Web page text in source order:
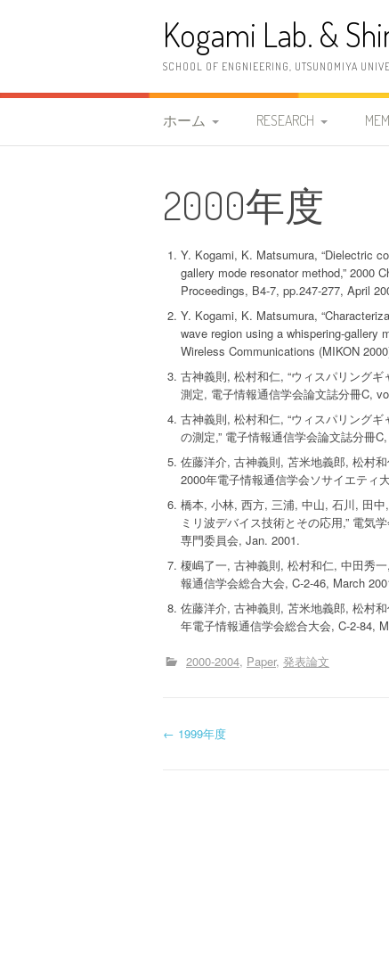
へ
ッ
Kogami Lab. &
SCHOOL OF ENGNIEERING, UTSUNOMIYA
ホーム
2026年度 清水研究室
2023年度 古神研究室 案
内情報
更新履歴
RESEARCH
研究内容
研究設備 清
OB
2000年度
Y. Kogami, K. Matsumura, “Dielectric
gallery mode resonator method,” 2000
Proceedings, B4-7, pp.247-277, April
Y. Kogami, K. Matsumura,
wave region using a whispering-gallery
Wireless Communications (MIKON
古神義則, 松村和仁, “ウィスパリング
測定, 電子情報通信学会論文誌分冊C,
古神義則, 松村和仁, “ウィスパリング
の測定,” 電子情報通信学会論文誌分冊
佐藤洋介, 古神義則, 苫米地義郎, 松村
2000年電子情報通信学会ソサイエティ
橋本, 小林, 西方, 三浦, 中山, 石川, 田
ミリ波デバイス技術とその応用,” 電気
専門委員会, Jan. 2001.
榎嶋了一, 古神義則, 松村和仁, 中田秀
報通信学会総合大会, C-2-46, March
佐藤洋介, 古神義則, 苫米地義郎, 松村
年電子情報通信学会総合大会, C-2-84,
2000-2004 Paper 発表論文
投
← 1999年度